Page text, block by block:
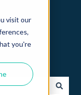
visit our
you're
we